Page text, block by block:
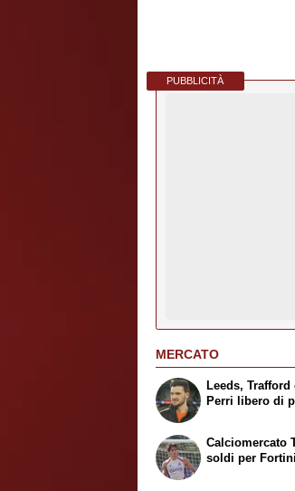
PUBBLICITÀ
MERCATO
Leeds,
Perri libero di
Calciomercato
soldi per